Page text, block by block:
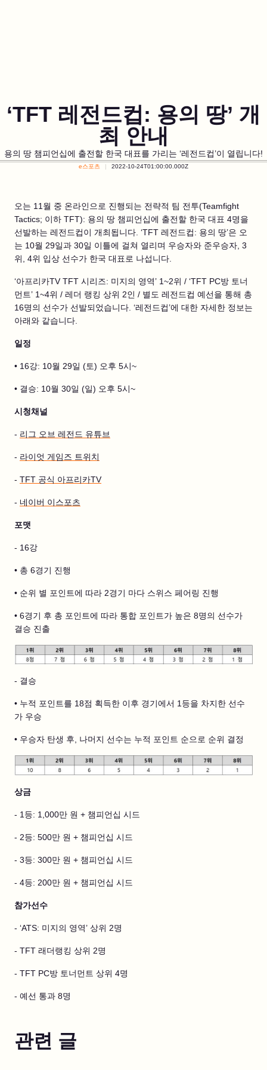
‘TFT 레전드컵: 용의 땅’ 개
최 안내
용의 땅 챔피언십에 출전할 한국 대표를 가리는 ‘레전드컵’이 열립니다!
e스포츠 2022-10-24T01:00:00.000Z
오는 11월 중 온라인으로 진행되는 전략적 팀 전투(Teamfight
Tactics; 이하 TFT): 용의 땅 챔피언십에 출전할 한국 대표 4명을
선발하는 레전드컵이 개최됩니다. ‘TFT 레전드컵: 용의 땅’은 오
는 10월 29일과 30일 이틀에 걸쳐 열리며 우승자와 준우승자, 3
위, 4위 입상 선수가 한국 대표로 나섭니다.
‘아프리카TV TFT 시리즈: 미지의 영역’ 1~2위 / ‘TFT PC방 토너
먼트’ 1~4위 / 레더 랭킹 상위 2인 / 별도 레전드컵 예선을 통해 총
16명의 선수가 선발되었습니다. ‘레전드컵’에 대한 자세한 정보는
아래와 같습니다.
일정
• 16강: 10월 29일 (토) 오후 5시~
• 결승: 10월 30일 (일) 오후 5시~
시청채널
- 리그 오브 레전드 유튜브
- 라이엇 게임즈 트위치
- TFT 공식 아프리카TV
- 네이버 이스포츠
포맷
- 16강
• 총 6경기 진행
• 순위 별 포인트에 따라 2경기 마다 스위스 페어링 진행
• 6경기 후 총 포인트에 따라 통합 포인트가 높은 8명의 선수가
결승 진출
- 결승
• 누적 포인트를 18점 획득한 이후 경기에서 1등을 차지한 선수
가 우승
• 우승자 탄생 후, 나머지 선수는 누적 포인트 순으로 순위 결정
상금
- 1등: 1,000만 원 + 챔피언십 시드
- 2등: 500만 원 + 챔피언십 시드
- 3등: 300만 원 + 챔피언십 시드
- 4등: 200만 원 + 챔피언십 시드
참가선수
- ‘ATS: 미지의 영역’ 상위 2명
- TFT 래더랭킹 상위 2명
- TFT PC방 토너먼트 상위 4명
- 예선 통과 8명
관련 글